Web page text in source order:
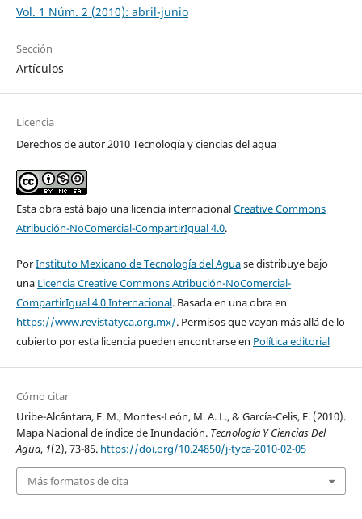
Vol. 1 Núm. 2 (2010): abril-junio
Sección
Artículos
Licencia
Derechos de autor 2010 Tecnología y ciencias del agua
Esta obra está bajo una licencia internacionalCreative Commons
Atribución-NoComercial-CompartirIgual 4.0.
PorInstituto Mexicano de Tecnología del Aguase distribuye bajo
una Licencia Creative Commons Atribución-NoComercial-
CompartirIgual 4.0 Internacional. Basada en una obra en
https://www.revistatyca.org.mx/. Permisos que vayan más allá de lo
cubierto por esta licencia pueden encontrarse en Política editorial
Cómo citar
Uribe-Alcántara, E. M., Montes-León, M. A. L., & García-Celis, E. (2010).
Mapa Nacional de índice de Inundación. Tecnología Y Ciencias Del
Agua, 1(2), 73-85. https://doi.org/10.24850/j-tyca-2010-02-05
Más formatos de cita